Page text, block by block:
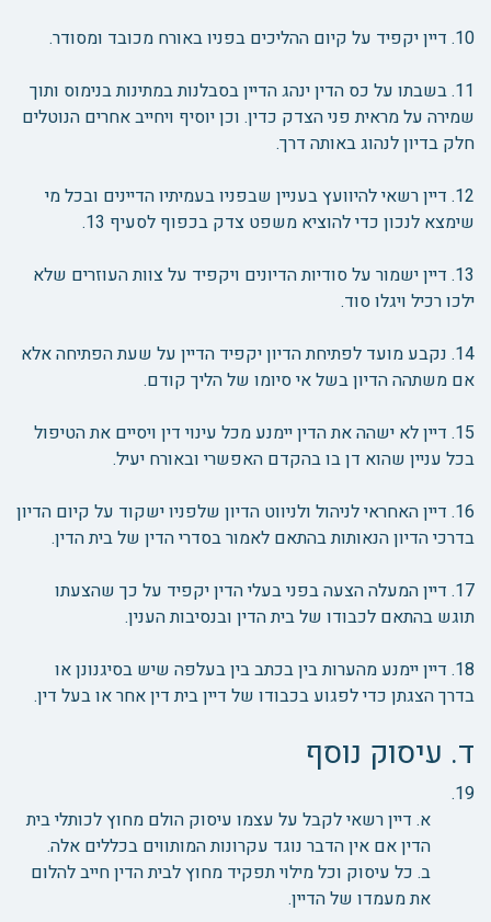
10. דיין יקפיד על קיום ההליכים בפניו באורח מכובד ומסודר.
11. בשבתו על כס הדין ינהג הדיין בסבלנות במתינות בנימוס ותוך
שמירה על מראית פני הצדק כדין. וכן יוסיף ויחייב אחרים הנוטלים
חלק בדיון לנהוג באותה דרך.
12. דיין רשאי להיוועץ בעניין שבפניו בעמיתיו הדיינים ובכל מי
שימצא לנכון כדי להוציא משפט צדק בכפוף לסעיף 13.
13. דיין ישמור על סודיות הדיונים ויקפיד על צוות העוזרים שלא
ילכו רכיל ויגלו סוד.
14. נקבע מועד לפתיחת הדיון יקפיד הדיין על שעת הפתיחה אלא
אם משתהה הדיון בשל אי סיומו של הליך קודם.
15. דיין לא ישהה את הדין יימנע מכל עינוי דין ויסיים את הטיפול
בכל עניין שהוא דן בו בהקדם האפשרי ובאורח יעיל.
16. דיין האחראי לניהול ולניווט הדיון שלפניו ישקוד על קיום הדיון
בדרכי הדיון הנאותות בהתאם לאמור בסדרי הדין של בית הדין.
17. דיין המעלה הצעה בפני בעלי הדין יקפיד על כך שהצעתו
תוגש בהתאם לכבודו של בית הדין ובנסיבות הענין.
18. דיין יימנע מהערות בין בכתב בין בעלפה שיש בסיגנונן או
בדרך הצגתן כדי לפגוע בכבודו של דיין בית דין אחר או בעל דין.
ד. עיסוק נוסף
19.
א. דיין רשאי לקבל על עצמו עיסוק הולם מחוץ לכותלי בית
הדין אם אין הדבר נוגד עקרונות המותווים בכללים אלה.
ב. כל עיסוק וכל מילוי תפקיד מחוץ לבית הדין חייב להלום
את מעמדו של הדיין.